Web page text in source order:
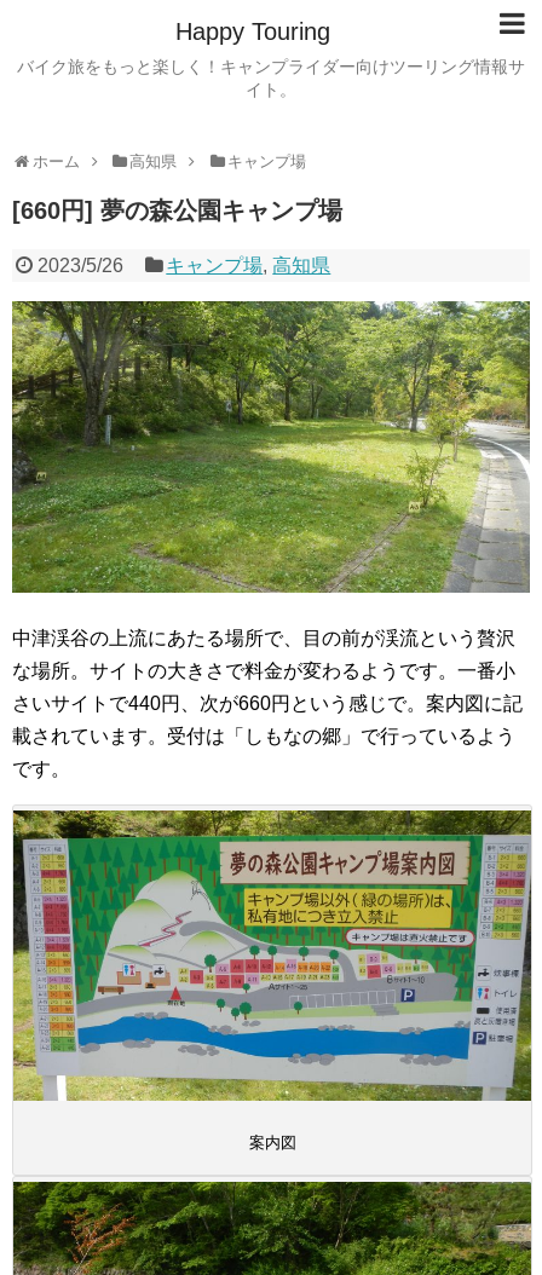
Happy Touring
バイク旅をもっと楽しく！キャンプライダー向けツーリング情報サ
イト。
ホーム 高知県 キャンプ場
[660円] 夢の森公園キャンプ場
2023/5/26 キャンプ場,高知県
中津渓谷の上流にあたる場所で、目の前が渓流という贅沢
な場所。サイトの大きさで料金が変わるようです。一番小
さいサイトで440円、次が660円という感じで。案内図に記
載されています。受付は「しもなの郷」で行っているよう
です。
案内図